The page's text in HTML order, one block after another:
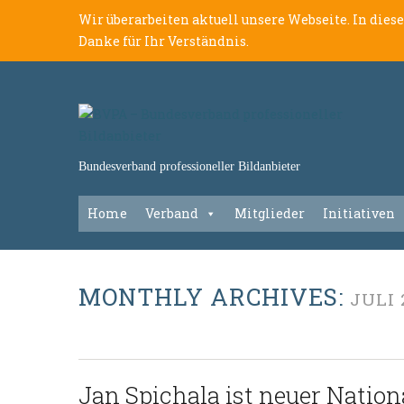
Wir überarbeiten aktuell unsere Webseite. In
Danke für Ihr Verständnis.
Bundesverband professioneller Bildanbieter
Home Verband Mitglieder Initiativen
MONTHLY ARCHIVES: JULI
Jan Spichala ist neuer